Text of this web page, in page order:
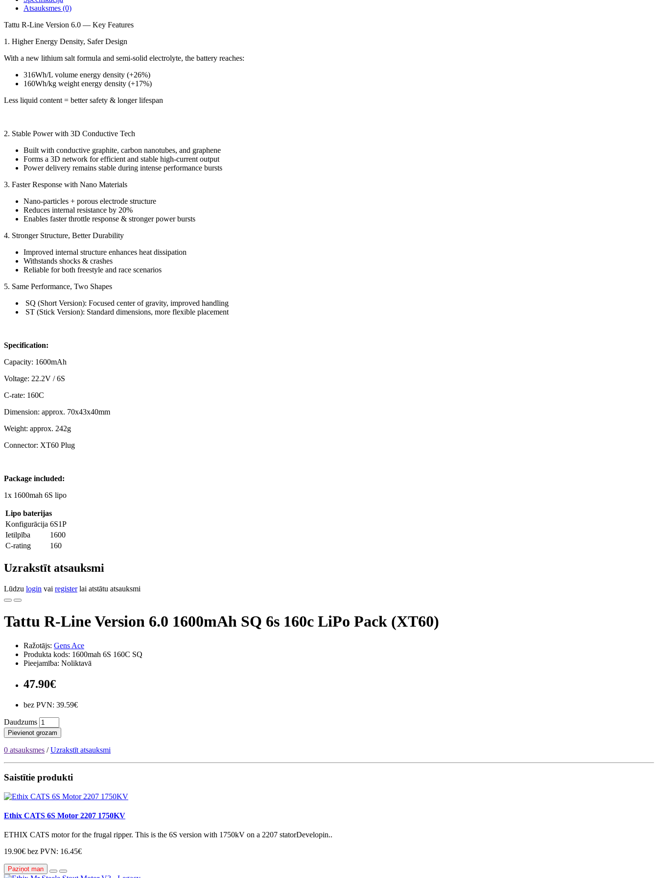
Atsauksmes (0)
Tattu R-Line Version 6.0 — Key Features
1. Higher Energy Density, Safer Design
With a new lithium salt formula and semi-solid electrolyte, the battery reaches:
316Wh/L volume energy density (+26%)
160Wh/kg weight energy density (+17%)
Less liquid content = better safety & longer lifespan
2. Stable Power with 3D Conductive Tech
Built with conductive graphite, carbon nanotubes, and graphene
Forms a 3D network for efficient and stable high-current output
Power delivery remains stable during intense performance bursts
3. Faster Response with Nano Materials
Nano-particles + porous electrode structure
Reduces internal resistance by 20%
Enables faster throttle response & stronger power bursts
4. Stronger Structure, Better Durability
Improved internal structure enhances heat dissipation
Withstands shocks & crashes
Reliable for both freestyle and race scenarios
5. Same Performance, Two Shapes
SQ (Short Version): Focused center of gravity, improved handling
ST (Stick Version): Standard dimensions, more flexible placement
Specification:
Capacity: 1600mAh
Voltage: 22.2V / 6S
C-rate: 160C
Dimension: approx. 70x43x40mm
Weight: approx. 242g
Connector: XT60 Plug
Package included:
1x 1600mah 6S lipo
Lipo baterijas
Konfigurācija 6S1P
Ietilpība
1600
C-rating
160
Uzrakstīt atsauksmi
Lūdzu login vai registerlai atstātu atsauksmi
Tattu R-Line Version 6.0 1600mAh SQ 6s 160c LiPo Pack (XT60)
Ražotājs: Gens Ace
Produkta kods: 1600mah 6S 160C SQ
Pieejamība: Noliktavā
47.90€
bez PVN: 39.59€
Daudzums
Pievienot grozam
0 atsauksmes /Uzrakstīt atsauksmi
Saistītie produkti
Ethix CATS 6S Motor 2207 1750KV
ETHIX CATS motor for the frugal ripper. This is the 6S version with 1750kV on a 2207 statorDevelopin..
19.90€ bez PVN: 16.45€
Paziņot man